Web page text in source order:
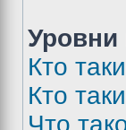
Уровни
Кто
Кто
Что